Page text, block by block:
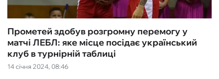
14 січня 2024, 08:46
Прометей здобув розгромну перемогу у
матчі ЛЕБЛ: яке місце посідає український
клуб в турнірній таблиці